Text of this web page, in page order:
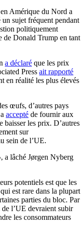
Amérique du Nord a
sujet fréquent pendant
politiquement
de Donald Trump en tant
a déclaré que les prix
Press ait rapporté
en réalité les plus élevés
œufs, d’autres pays
accepté de fournir aux
les prix. D’autres
sur
sein de l’UE.
, a lâché Jørgen Nyberg
potentiels est que les
est rare dans la plupart
parties du bloc. Par
l’UE devraient subir
les consommateurs